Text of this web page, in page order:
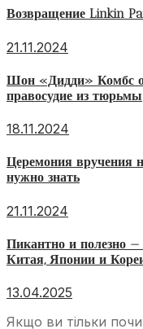
Возвращение Linkin
21.11.2024
Шон «Дидди» Комбс
правосудие из тюрьмы
18.11.2024
Церемония вручения
нужно знать
21.11.2024
Пикантно и полезно
Китая, Японии и
13.04.2025
Якщо ви тільки